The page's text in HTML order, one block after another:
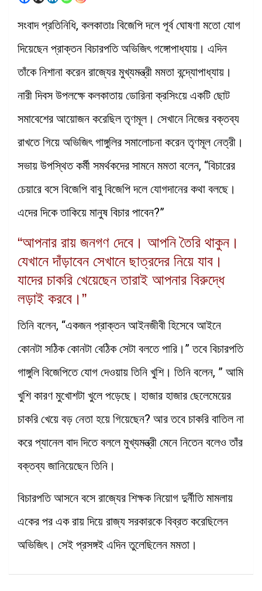
সংবাদ প্রতিনিধি, কলকাতাঃ বিজেপি দলে পূর্ব ঘোষণা মতো যোগ
দিয়েছেন প্রাক্তন বিচারপতি অভিজিৎ গঙ্গোপাধ্যায়। এদিন
তাঁকে নিশানা করেন রাজ্যের মুখ্যমন্ত্রী মমতা বন্দ্যোপাধ্যায়।
নারী দিবস উপলক্ষে কলকাতায় ডোরিনা ক্রসিংয়ে একটি ছোট
সমাবেশের আয়োজন করেছিল তৃণমূল। সেখানে নিজের বক্তব্য
রাখতে গিয়ে অভিজিৎ গাঙ্গুলির সমালোচনা করেন তৃণমূল নেত্রী।
সভায় উপস্থিত কর্মী সমর্থকদের সামনে মমতা বলেন, “বিচারের
চেয়ারে বসে বিজেপি বাবু বিজেপি দলে যোগদানের কথা বলছে।
এদের দিকে তাকিয়ে মানুষ বিচার পাবেন?”
“আপনার রায় জনগণ দেবে। আপনি তৈরি থাকুন।
যেখানে দাঁড়াবেন সেখানে ছাত্রদের নিয়ে যাব।
যাদের চাকরি খেয়েছেন তারাই আপনার বিরুদ্ধে
লড়াই করবে।”
তিনি বলেন, “একজন প্রাক্তন আইনজীবী হিসেবে আইনে
কোনটা সঠিক কোনটা বেঠিক সেটা বলতে পারি।” তবে বিচারপতি
গাঙ্গুলি বিজেপিতে যোগ দেওয়ায় তিনি খুশি। তিনি বলেন, ” আমি
খুশি কারণ মুখোশটা খুলে পড়েছে। হাজার হাজার ছেলেমেয়ের
চাকরি খেয়ে বড় নেতা হয়ে গিয়েছেন? আর তবে চাকরি বাতিল না
করে প্যানেল বাদ দিতে বললে মুখ্যমন্ত্রী মেনে নিতেন বলেও তাঁর
বক্তব্য জানিয়েছেন তিনি।
বিচারপতি আসনে বসে রাজ্যের শিক্ষক নিয়োগ দুর্নীতি মামলায়
একের পর এক রায় দিয়ে রাজ্য সরকারকে বিব্রত করেছিলেন
অভিজিৎ। সেই প্রসঙ্গই এদিন তুলেছিলেন মমতা।